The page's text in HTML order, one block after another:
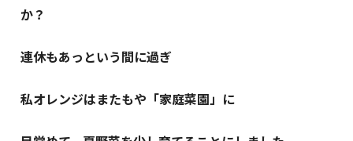
か？
連休もあっという間に過ぎ
私オレンジはまたもや「家庭菜園」に